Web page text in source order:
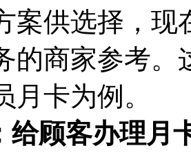
案供选择，现
的商家参考。
月卡为例。
给顾客办理月